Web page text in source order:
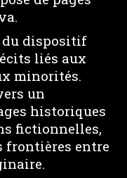
dispositif
liés aux
minorités.
un
historiques
fictionnelles,
frontières entre